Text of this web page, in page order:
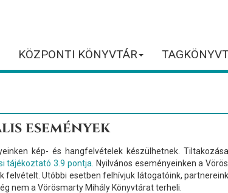
KÖZPONTI KÖNYVTÁR
események
kép- és hangfelvételek készülhetnek.
tájékoztató 3.9 pontja.
Nyilvános eseményeinken a
felvételt. Utóbbi esetben felhívjuk látogatóink,
nem a Vörösmarty Mihály Könyvtárat terheli.